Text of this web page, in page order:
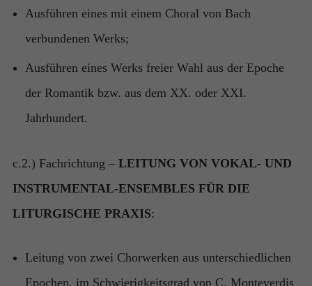
Ausführen eines mit einem Choral von Bach
verbundenen Werks;
Ausführen eines Werks freier Wahl aus der Epoche
der Romantik bzw. aus dem XX. oder XXI.
Jahrhundert.
c.2.) Fachrichtung – LEITUNG VON VOKAL- UND
INSTRUMENTAL-ENSEMBLES FÜR DIE
LITURGISCHE PRAXIS:
Leitung von zwei Chorwerken aus unterschiedlichen
Epochen, im Schwierigkeitsgrad von C. Monteverdis